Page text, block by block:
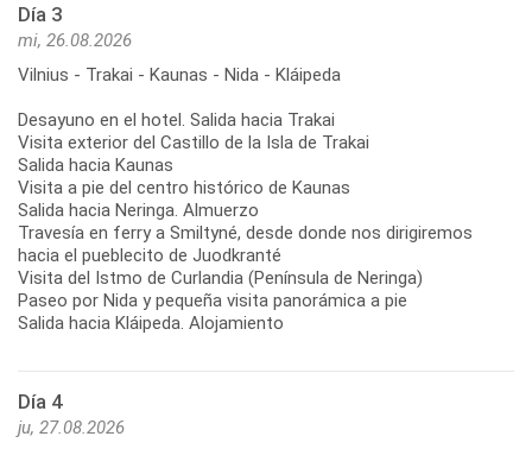
Día 3
mi, 26.08.2026
Vilnius - Trakai - Kaunas - Nida - Kláipeda
Desayuno en el hotel. Salida hacia Trakai
Visita exterior del Castillo de la Isla de Trakai
Salida hacia Kaunas
Visita a pie del centro histórico de Kaunas
Salida hacia Neringa. Almuerzo
Travesía en ferry a Smiltyné, desde donde nos dirigiremos
hacia el pueblecito de Juodkranté
Visita del Istmo de Curlandia (Península de Neringa)
Paseo por Nida y pequeña visita panorámica a pie
Día 4
ju, 27.08.2026